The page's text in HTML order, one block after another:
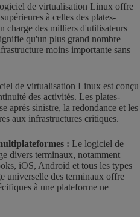
de virtualisation Linux offre
à celles des plates-
charge des milliers d'utilisateurs
qu'un plus grand nombre
moins importante sans
de virtualisation Linux est conçu
des activités. Les plates-
après sinistre, la redondance et les
aux infrastructures critiques.
: Le logiciel de
divers terminaux, notamment
iOS, Android et tous les types
universelle des terminaux offre
à une plateforme ne